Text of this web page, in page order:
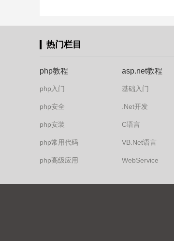
热门栏目
php教程
php入门
php安全
php安装
php常用代码
php高级应用
asp.net教程
基础入门
.Net开发
C语言
VB.Net语言
WebService